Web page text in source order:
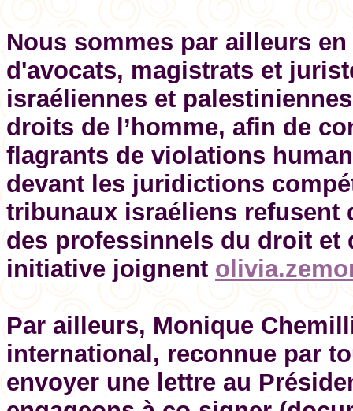
Nous sommes par ailleurs
d'avocats, magistrats et
israéliennes et
droits de l’homme, afin de
flagrants de violations
devant les juridictions
tribunaux israéliens refusent
des professinnels du droit et
initiative joignent
Par ailleurs, Monique
international, reconnue par
envoyer une lettre au